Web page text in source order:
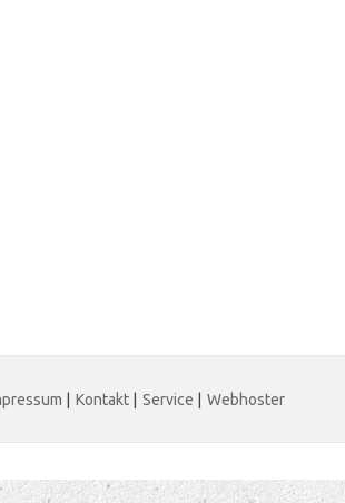
Kontakt Service Webhoster